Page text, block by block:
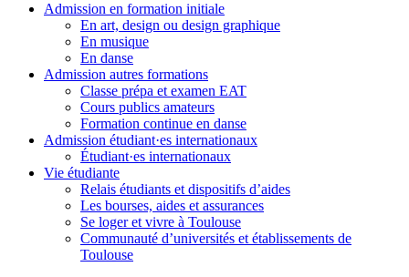
Admission en formation initiale
En art, design ou design graphique
En musique
En danse
Admission autres formations
Classe prépa et examen EAT
Cours publics amateurs
Formation continue en danse
Admission étudiant·es internationaux
Étudiant·es internationaux
Vie étudiante
Relais étudiants et dispositifs d’aides
Les bourses, aides et assurances
Se loger et vivre à Toulouse
Communauté d’universités et établissements de
Toulouse